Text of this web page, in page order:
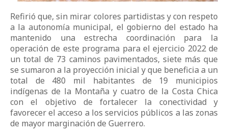
Refirió que, sin mirar colores partidistas y con respeto
a la autonomía municipal, el gobierno del estado ha
mantenido una estrecha coordinación para la
operación de este programa para el ejercicio 2022 de
un total de 73 caminos pavimentados, siete más que
se sumaron a la proyección inicial y que beneficia a un
total de 480 mil habitantes de 19 municipios
indígenas de la Montaña y cuatro de la Costa Chica
con el objetivo de fortalecer la conectividad y
favorecer el acceso a los servicios públicos a las zonas
de mayor marginación de Guerrero.